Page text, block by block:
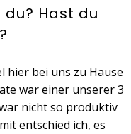
Hast du
hier bei uns zu Hause
war einer unserer 3
nicht so produktiv
entschied ich, es